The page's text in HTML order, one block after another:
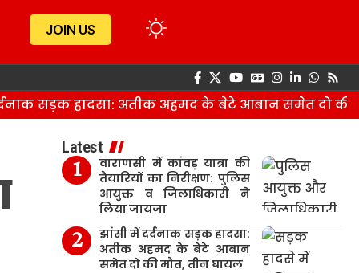
JOIN US
सड़क हादसा: अतीक अहमद के बेटे आबान समेत दो की
Latest
वाराणसी में कांवड़ यात्रा की
तैयारियों का निरीक्षण: पुलिस
आयुक्त व जिलाधिकारी ने
लिया जायजा
झांसी में दर्दनाक सड़क हादसा:
अतीक अहमद के बेटे आबान
समेत दो की मौत, तीन घायल